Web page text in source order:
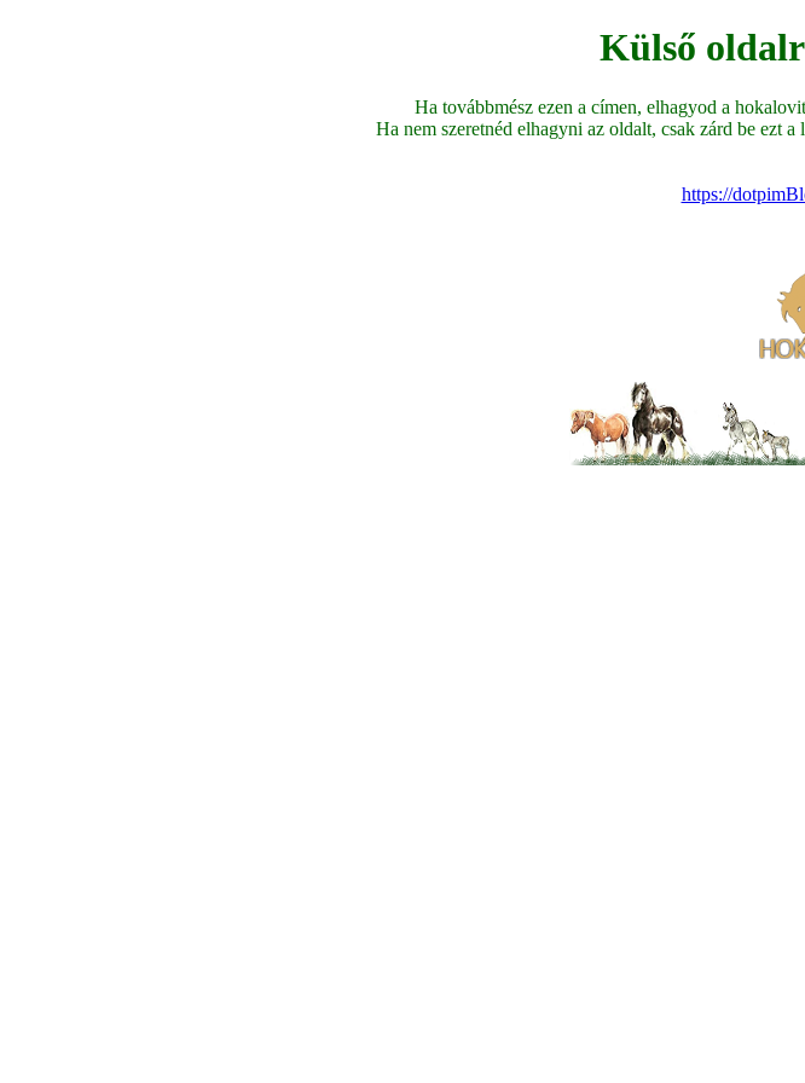
Külső
Ha továbbmész ezen a címen, elhagyod a
Ha nem szeretnéd elhagyni az oldalt, csak zárd be ezt
https://